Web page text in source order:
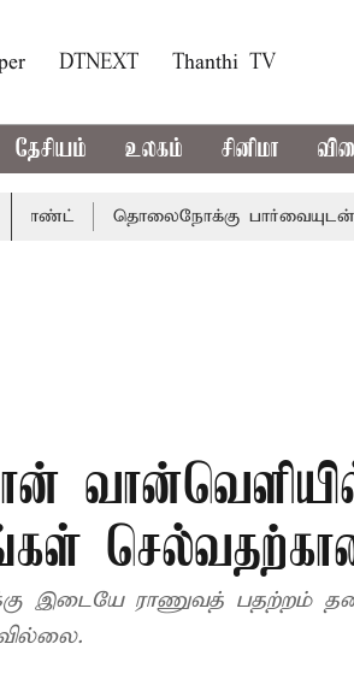
DTNEXT Thanthi TV
தேசியம் உலகம் சினிமா
தொலைநோக்கு பார்வையுடன் கூடிய
இடையே ராணுவத் பதற்றம்